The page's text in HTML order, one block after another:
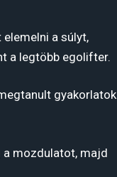
a súlyt,
a legtöbb egolifter.
gyakorlatok
a mozdulatot, majd